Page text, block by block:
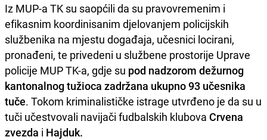
Iz MUP-a TK su saopćili da su pravovremenim i
efikasnim koordinisanim djelovanjem policijskih
službenika na mjestu događaja, učesnici locirani,
pronađeni, te privedeni u službene prostorije Uprave
policije MUP TK-a, gdje su pod nadzorom dežurnog
kantonalnog tužioca zadržana ukupno 93 učesnika
tuče. Tokom kriminalističke istrage utvrđeno je da su u
tuči učestvovali navijači fudbalskih klubova Crvena
zvezda i Hajduk.